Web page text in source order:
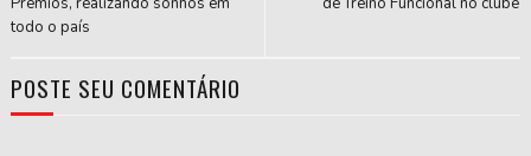
todo o país
POSTE SEU COMENTÁRIO